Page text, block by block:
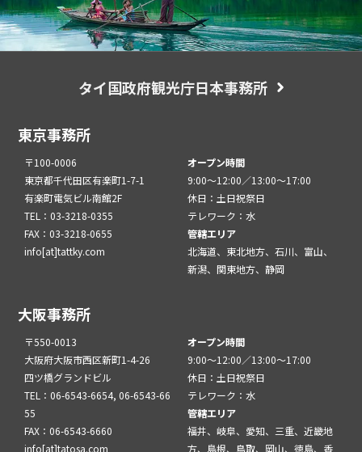
タイ国政府観光庁日本事務所
東京事務所
〒100-0006
東京都千代田区有楽町1-7-1
有楽町電気ビル南館2F
TEL：03-3218-0355
FAX：03-3218-0655
info[at]tattky.com
オープン時間
9:00～12:00／13:00～17:00
休日：土日祝祭日
テレワーク：水
管轄エリア
北海道、東北地方、石川、富山、
新潟、関東地方、静岡
大阪事務所
〒550-0013
大阪府大阪市西区新町1-4-26
四ツ橋グランドビル
TEL：06-6543-6654, 06-6543-66
55
FAX：06-6543-6660
info[at]tatosa.com
オープン時間
9:00～12:00／13:00～17:00
休日：土日祝祭日
テレワーク：水
管轄エリア
福井、岐阜、愛知、三重、近畿地
方、島根、鳥取、岡山、徳島、香